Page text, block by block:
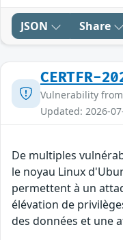
JSON Share
CERTFR-
Vulnerability from
Updated: 2026-
De multiples
le noyau Linux
permettent à un
élévation de
des données et une